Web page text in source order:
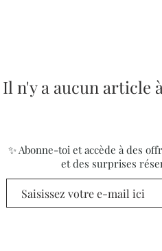
Il n'y a aucun article
✨ Abonne-toi et accède à des
et des surprises